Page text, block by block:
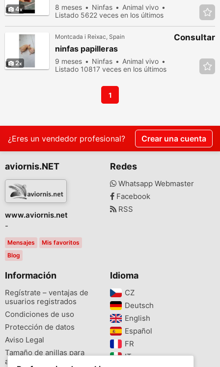
4 8 meses Ninfas
Animal vivo
Listado 5622 veces en los últimos
2
Montcada i Reixac, Spain
ninfas papilleras
9 meses Ninfas
Animal vivo
Listado 10817 veces en los últimos
Consultar
1
¿Eres un vendedor profesional? Crear una cuenta
aviornis.NET
www.aviornis.net
-
Mensajes
Mis favoritos
Blog
Redes
Whatsapp Webmaster
Facebook
RSS
Información
Regístrate – ventajas de
usuarios registrados
Condiciones de uso
Protección de datos
Aviso Legal
Tamaño de anillas para
aves
Idioma
CZ‎
Deutsch‎
English‎
Español‎
FR‎
IT‎